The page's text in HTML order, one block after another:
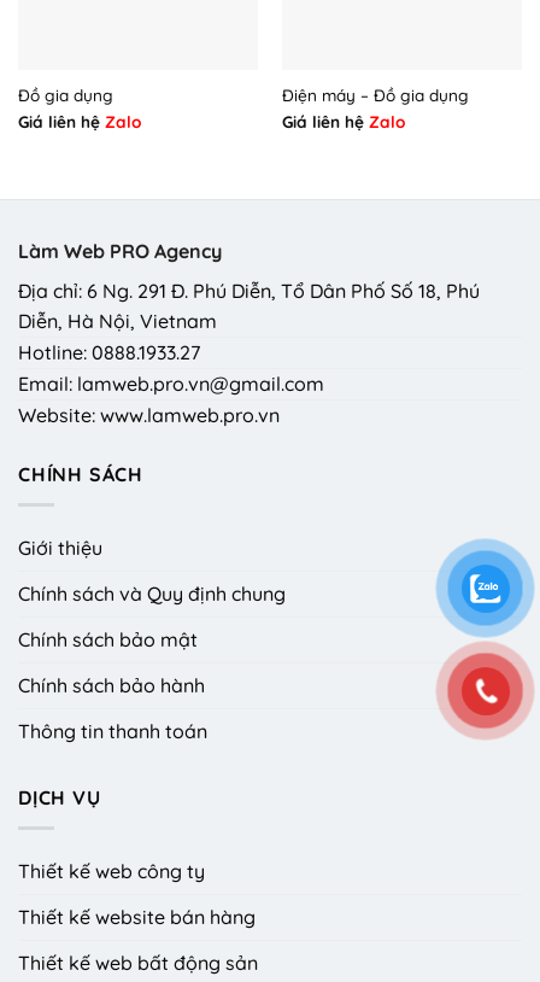
Đồ gia dụng
Giá liên hệ Zalo
Điện máy – Đồ gia dụng
Giá liên hệ Zalo
Làm Web PRO Agency
Địa chỉ: 6 Ng. 291 Đ. Phú Diễn, Tổ Dân Phố Số 18, Phú
Diễn, Hà Nội, Vietnam
Hotline: 0888.1933.27
Email: lamweb.pro.vn@gmail.com
Website: www.lamweb.pro.vn
CHÍNH SÁCH
Giới thiệu
Chính sách và Quy định chung
Chính sách bảo mật
Chính sách bảo hành
Thông tin thanh toán
DỊCH VỤ
Thiết kế web công ty
Thiết kế website bán hàng
Thiết kế web bất động sản